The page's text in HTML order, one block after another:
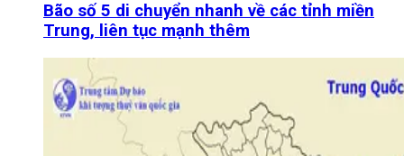
Bão số 5 di chuyển nhanh về các tỉnh miền
Trung, liên tục mạnh thêm